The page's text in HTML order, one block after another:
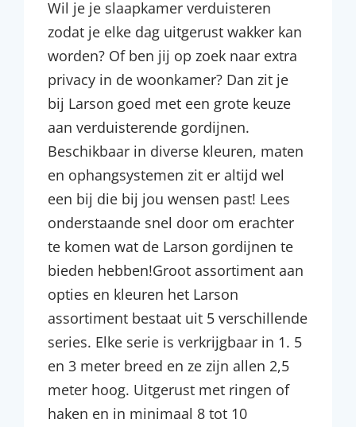
Wil je je slaapkamer verduisteren
zodat je elke dag uitgerust wakker kan
worden? Of ben jij op zoek naar extra
privacy in de woonkamer? Dan zit je
bij Larson goed met een grote keuze
aan verduisterende gordijnen.
Beschikbaar in diverse kleuren, maten
en ophangsystemen zit er altijd wel
een bij die bij jou wensen past! Lees
onderstaande snel door om erachter
te komen wat de Larson gordijnen te
bieden hebben!Groot assortiment aan
opties en kleuren het Larson
assortiment bestaat uit 5 verschillende
series. Elke serie is verkrijgbaar in 1. 5
en 3 meter breed en ze zijn allen 2,5
meter hoog. Uitgerust met ringen of
haken en in minimaal 8 tot 10